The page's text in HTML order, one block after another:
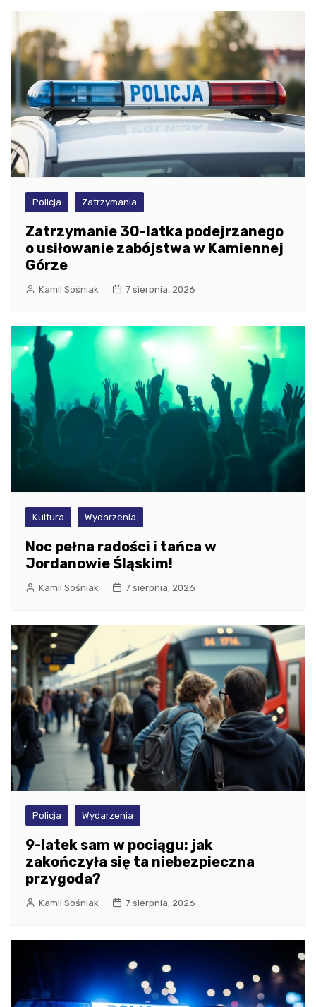
Policja Zatrzymania
Zatrzymanie 30-latka podejrzanego
o usiłowanie zabójstwa w Kamiennej
Górze
Kamil Sośniak 7 sierpnia, 2026
Kultura Wydarzenia
Noc pełna radości i tańca w
Jordanowie Śląskim!
Kamil Sośniak 7 sierpnia, 2026
Policja Wydarzenia
9-latek sam w pociągu: jak
zakończyła się ta niebezpieczna
przygoda?
Kamil Sośniak 7 sierpnia, 2026